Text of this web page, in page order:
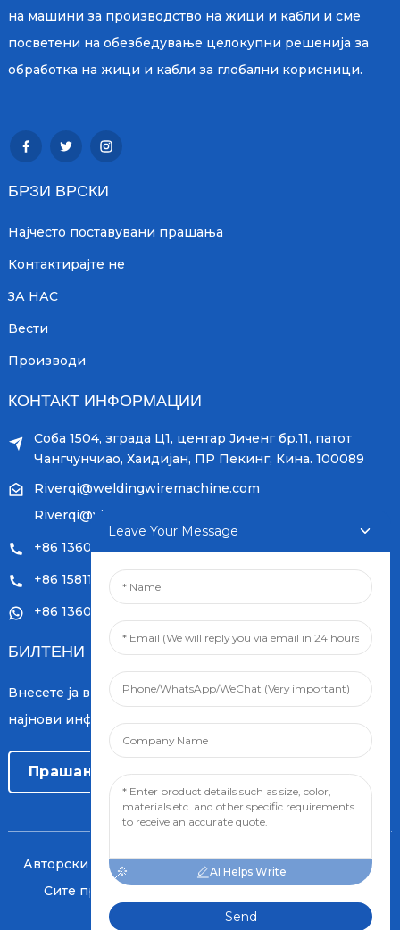
на машини за производство на жици и кабли и сме
посветени на обезбедување целокупни решенија за
обработка на жици и кабли за глобални корисници.
БРЗИ ВРСКИ
Најчесто поставувани прашања
Контактирајте не
ЗА НАС
Вести
Производи
КОНТАКТ ИНФОРМАЦИИ
Соба 1504, зграда Ц1, центар Јиченг бр.11, патот
Чангчунчиао, Хаидијан, ПР Пекинг, Кина. 100089
Riverqi@weldingwiremachine.com
Riverqi@vip.126.com
+86 13601249252
+86 15811121796
+86 13601249252
БИЛТЕНИ
Внесете ја вашата е-пошта и ние ќе ви испраќаме
најнови информации за плановите.
Прашање Сега
Авторски права © 2024 Orient PengSheng Tech.Com
Сите права се задржани
НАЈДОБАР БЛОГ
Leave Your Message
AI Helps Write
Send